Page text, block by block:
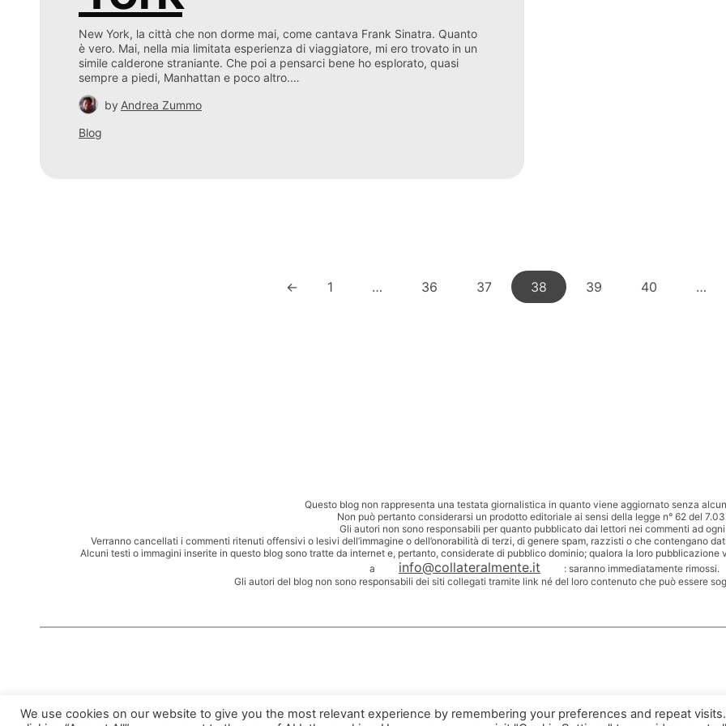
New York, la città che non dorme mai, come cantava Frank Sinatra. Quanto
è vero. Mai, nella mia limitata esperienza di viaggiatore, mi ero trovato in un
simile calderone straniante. Che poi a pensarci bene ho esplorato, quasi
sempre a piedi, Manhattan e poco altro.…
by Andrea Zummo
Blog
← 1 … 36 37 38 39 40 …
Questo blog non rappresenta una testata giornalistica in quanto viene aggiornato senza
Non può pertanto considerarsi un prodotto editoriale ai sensi della legge n° 62 del
Gli autori non sono responsabili per quanto pubblicato dai lettori nei commenti ad
Verranno cancellati i commenti ritenuti offensivi o lesivi dell’immagine o dell’onorabilità di terzi, di genere spam, razzisti o che contengano
Alcuni testi o immagini inserite in questo blog sono tratte da internet e, pertanto, considerate di pubblico dominio; qualora la loro
a
info@collateralmente.it
: saranno immediatamente rimossi.
Gli autori del blog non sono responsabili dei siti collegati tramite link né del loro contenuto che può essere
We use cookies on our website to give you the most relevant experience by remembering your preferences and repeat